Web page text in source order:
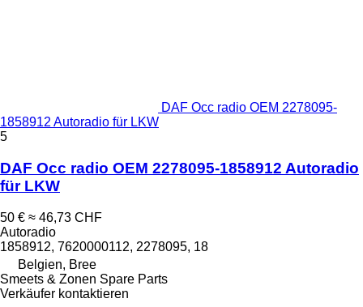
DAF Occ radio OEM 2278095-
1858912 Autoradio für LKW
5
DAF Occ radio OEM 2278095-1858912 Autoradio
für LKW
50 € ≈ 46,73 CHF
Autoradio
1858912, 7620000112, 2278095, 18
Belgien, Bree
Smeets & Zonen Spare Parts
Verkäufer kontaktieren